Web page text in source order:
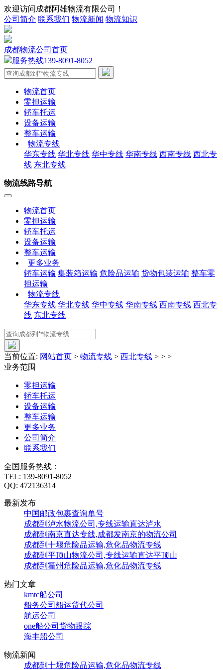
欢迎访问成都阿雄物流有限公司！
公司简介 联系我们 物流新闻 物流知识
成都物流公司首页
服务热线139-8091-8052
物流首页
零担运输
轿车托运
设备运输
整车运输
物流专线
华东专线 华北专线 华中专线 华南专线 西南专线 西北专
线 东北专线
物流线路导航
物流首页
零担运输
轿车托运
设备运输
整车运输
更多业务
轿车运输 集装箱运输 危险品运输 货物包装运输 整车零
担运输
物流专线
华东专线 华北专线 华中专线 华南专线 西南专线 西北专
线 东北专线
当前位置: 网站首页 > 物流专线 > 西北专线 > > >
业务范围
零担运输
轿车托运
设备运输
整车运输
更多业务
公司简介
联系我们
全国服务热线：
TEL: 139-8091-8052
QQ: 472136314
最新发布
中国邮政包裹查询单号
成都到泸水物流公司,专线运输直达泸水
成都到南京直达专线,成都发南京的物流公司
成都到十堰危险品运输,危化品物流专线
成都到平顶山物流公司,专线运输直达平顶山
成都到霍州危险品运输,危化品物流专线
热门文章
kmtc船公司
船务公司船运货代公司
航运公司
one船公司货物跟踪
海丰船公司
物流新闻
成都到十堰危险品运输,危化品物流专线